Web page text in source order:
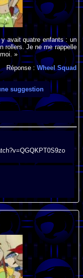
avait quatre enfants : un
rollers. Je ne me rappelle
»
Réponse :Wheel Squad
suggestion